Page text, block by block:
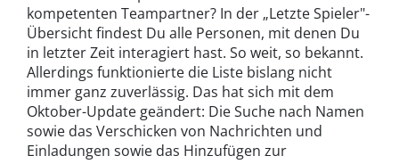
kompetenten Teampartner? In der „Letzte Spieler"-
Übersicht findest Du alle Personen, mit denen Du
in letzter Zeit interagiert hast. So weit, so bekannt.
Allerdings funktionierte die Liste bislang nicht
immer ganz zuverlässig. Das hat sich mit dem
Oktober-Update geändert: Die Suche nach Namen
sowie das Verschicken von Nachrichten und
Einladungen sowie das Hinzufügen zur